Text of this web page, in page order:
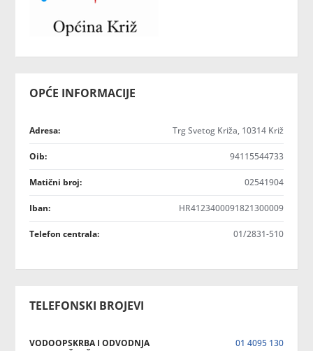
OPĆE INFORMACIJE
Adresa: Trg Svetog Križa, 10314 Križ
Oib: 94115544733
Matični broj: 02541904
Iban: HR4123400091821300009
Telefon centrala: 01/2831-510
TELEFONSKI BROJEVI
VODOOPSKRBA I ODVODNJA
01 4095 130